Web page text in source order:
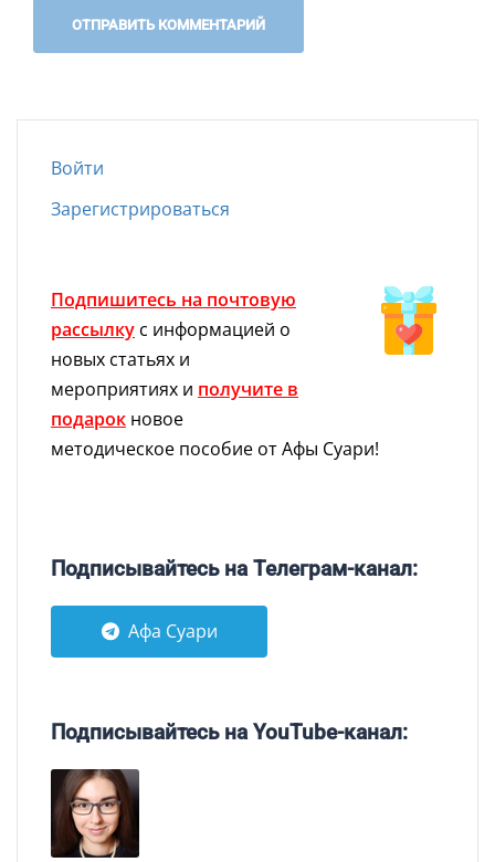
Войти
Зарегистрироваться
Подпишитесь на почтовую
рассылку с информацией о
новых статьях и
мероприятиях и получите в
подарок новое
методическое пособие от Афы Суари!
Подписывайтесь на Телеграм-канал:
Афа Суари
Подписывайтесь на YouTube-канал: